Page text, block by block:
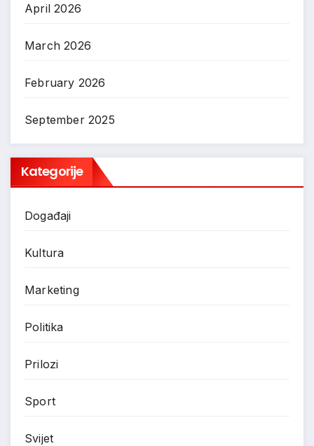
April 2026
March 2026
February 2026
September 2025
Kategorije
Događaji
Kultura
Marketing
Politika
Prilozi
Sport
Svijet